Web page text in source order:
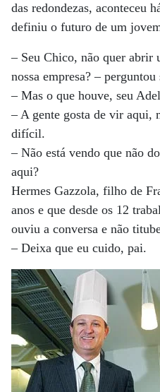
das redondezas, aconteceu
definiu o futuro de um
– Seu Chico, não quer abrir
nossa empresa? –
– Mas o que houve, seu
– A gente gosta de vir aqui,
difícil.
– Não está vendo que não
aqui?
Hermes Gazzola, filho de
anos e que desde os 12
ouviu a conversa e não
– Deixa que eu cuido, pai.